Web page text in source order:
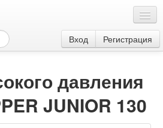
Вход Регистрация
давления
JUNIOR 130